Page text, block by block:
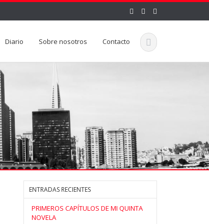
Diario Sobre nosotros Contacto
ENTRADAS RECIENTES
PRIMEROS CAPÍTULOS DE MI QUINTA
NOVELA